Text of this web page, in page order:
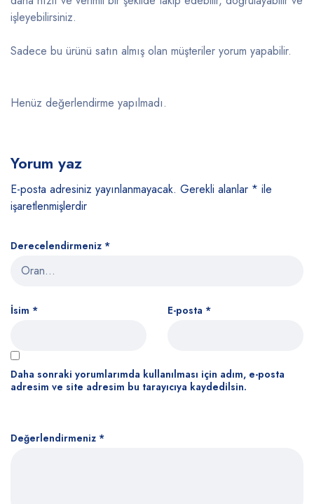
işleyebilirsiniz.
Sadece bu ürünü satın almış olan müşteriler yorum yapabilir.
Henüz değerlendirme yapılmadı.
Yorum yaz
E-posta adresiniz yayınlanmayacak. Gerekli alanlar * ile
işaretlenmişlerdir
Derecelendirmeniz *
Değerlendirmeniz *
İsim * E-posta *
Daha sonraki yorumlarımda kullanılması için adım, e-posta
adresim ve site adresim bu tarayıcıya kaydedilsin.